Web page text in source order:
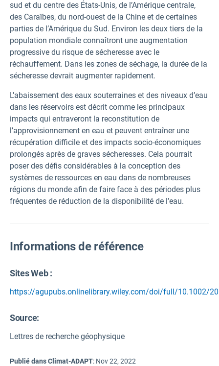
sud et du centre des États-Unis, de l’Amérique centrale,
des Caraïbes, du nord-ouest de la Chine et de certaines
parties de l’Amérique du Sud. Environ les deux tiers de la
population mondiale connaîtront une augmentation
progressive du risque de sécheresse avec le
réchauffement. Dans les zones de séchage, la durée de la
sécheresse devrait augmenter rapidement.
L’abaissement des eaux souterraines et des niveaux d’eau
dans les réservoirs est décrit comme les principaux
impacts qui entraveront la reconstitution de
l’approvisionnement en eau et peuvent entraîner une
récupération difficile et des impacts socio-économiques
prolongés après de graves sécheresses. Cela pourrait
poser des défis considérables à la conception des
systèmes de ressources en eau dans de nombreuses
régions du monde afin de faire face à des périodes plus
fréquentes de réduction de la disponibilité de l’eau.
Informations de référence
Sites Web :
https://agupubs.onlinelibrary.wiley.com/doi/full/10.1002/
Source:
Lettres de recherche géophysique
Publié dans Climat-ADAPT: Nov 22, 2022